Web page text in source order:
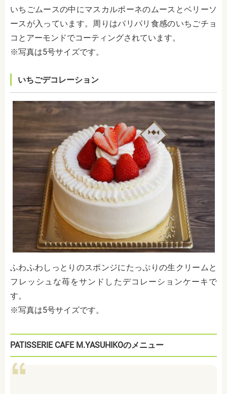
いちごムースの中にマスカルポーネのムースとベリーソ
ースが入っています。周りはパリパリ食感のいちごチョ
コとアーモンドでコーティングされています。
※写真は5号サイズです。
いちごデコレーション
ふわふわしっとりのスポンジにたっぷりの生クリームと
フレッシュな苺をサンドしたデコレーションケーキで
す。
※写真は5号サイズです。
PATISSERIE CAFE M.YASUHIKOのメニュー